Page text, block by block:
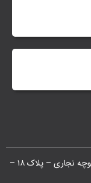
شعبه مرکزی : ستارخان – بین شادمهر و بهبودی – کوچه نجاری – پلاک ۱۸ –